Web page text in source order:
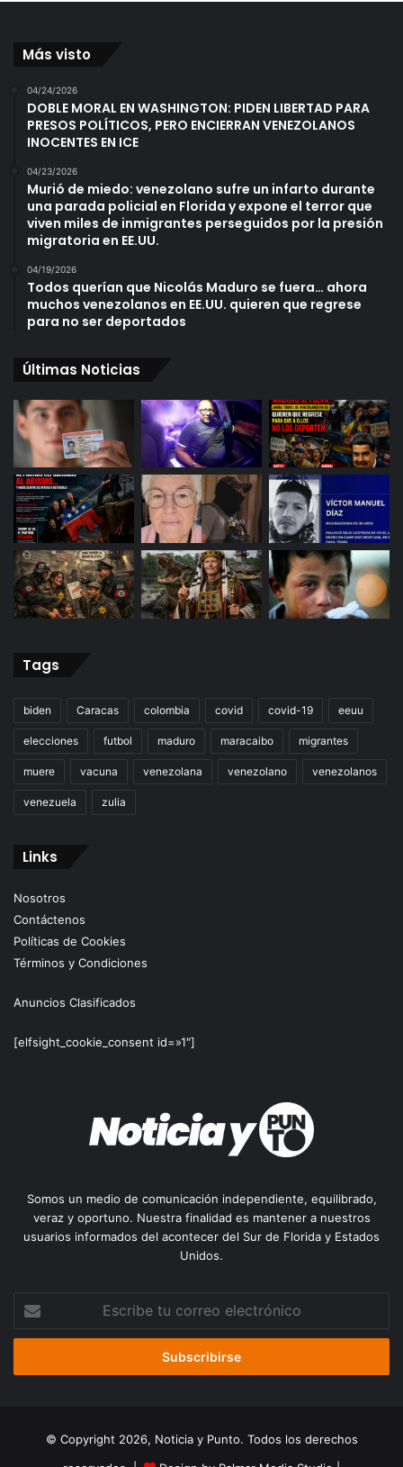
Más visto
04/24/2026
DOBLE MORAL EN WASHINGTON: PIDEN LIBERTAD PARA
PRESOS POLÍTICOS, PERO ENCIERRAN VENEZOLANOS
INOCENTES EN ICE
04/23/2026
Murió de miedo: venezolano sufre un infarto durante
una parada policial en Florida y expone el terror que
viven miles de inmigrantes perseguidos por la presión
migratoria en EE.UU.
04/19/2026
Todos querían que Nicolás Maduro se fuera… ahora
muchos venezolanos en EE.UU. quieren que regrese
para no ser deportados
Últimas Noticias
Tags
biden Caracas colombia covid covid-19 eeuu
elecciones futbol maduro maracaibo migrantes
muere vacuna venezolana venezolano venezolanos
venezuela zulia
Links
Nosotros
Contáctenos
Políticas de Cookies
Términos y Condiciones
Anuncios Clasificados
[elfsight_cookie_consent id=»1″]
Somos un medio de comunicación independiente, equilibrado,
veraz y oportuno. Nuestra finalidad es mantener a nuestros
usuarios informados del acontecer del Sur de Florida y Estados
Unidos.
correo
© Copyright 2026, Noticia y Punto. Todos los derechos